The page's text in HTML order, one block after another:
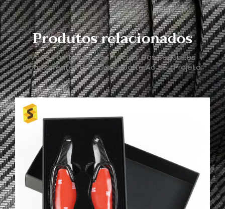
Produtos relacionados
Você Também Pode Precisar Dos Seguintes
Componentes Para Dar Suporte Ao Seu Projeto.